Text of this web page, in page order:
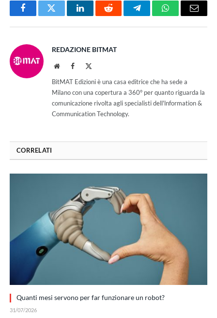
FacebookTwitter LinkedInReddit TelegramWhatsAppEmail
REDAZIONE BITMAT
WebsiteFacebook
BitMAT Edizioni è una casa editrice che ha sede a
Milano con una copertura a 360° per quanto riguarda la
comunicazione rivolta agli specialisti dell'lnformation &
Communication Technology.
CORRELATI
Quanti mesi servono per far funzionare un robot?
31/07/2026